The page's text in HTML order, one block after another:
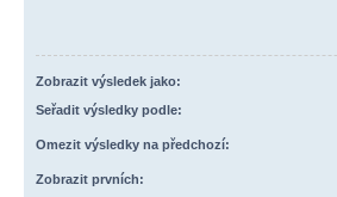
Zobrazit výsledek jako:
Seřadit výsledky podle:
Omezit výsledky na předchozí:
Zobrazit prvních: